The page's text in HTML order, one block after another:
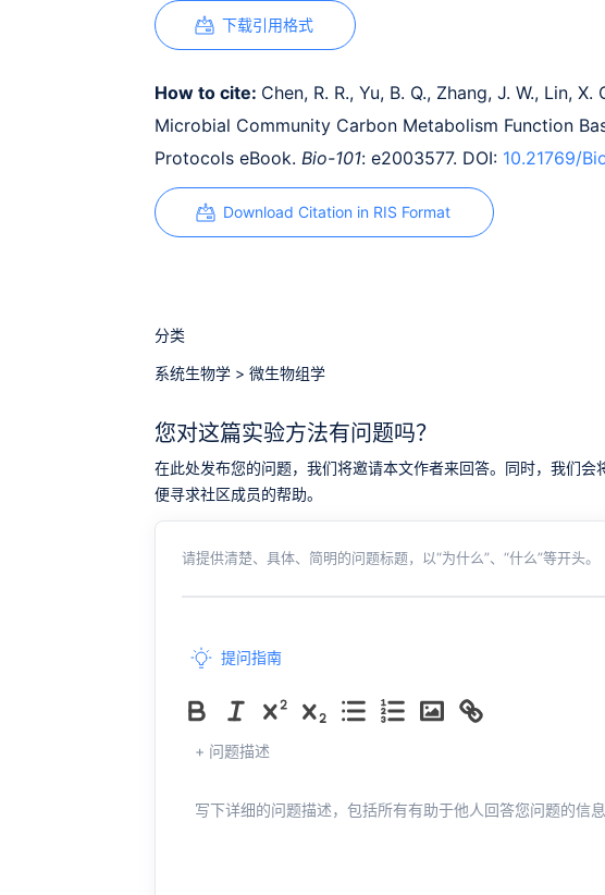
下载引用格式
How to cite: Chen, R. R., Yu, B. Q., Zhang, J. W., Lin,
Microbial Community Carbon Metabolism Function
Protocols eBook. Bio-101: e2003577. DOI: 10.21769/
Download Citation in RIS Format
分类
系统生物学 > 微生物组学
您对这篇实验方法有问题吗？
在此处发布您的问题，我们将邀请本文作者来回答。同时，我们
便寻求社区成员的帮助。
请提供清楚、具体、简明的问题标题，以“为什么”、“什么”等开头。
提问指南
+ 问题描述
写下详细的问题描述，包括所有有助于他人回答您问题的信